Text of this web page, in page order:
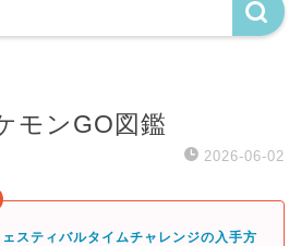
モンGO図鑑
2026-06-02
スティバルタイムチャレンジの入手方